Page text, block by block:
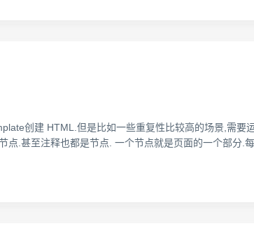
创建 HTML.但是比如一些重复性比较高的场景,需
点.甚至注释也都是节点. 一个节点就是页面的一个部分.